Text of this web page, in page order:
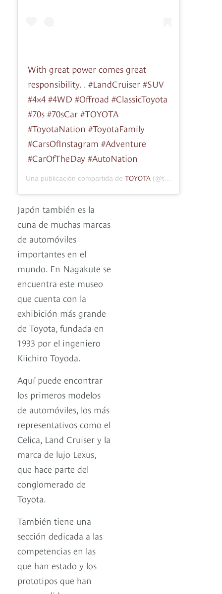
With great power comes great
responsibility. . #LandCruiser #SUV
#4×4 #4WD #Offroad #ClassicToyota
#70s #70sCar #TOYOTA
#ToyotaNation #ToyotaFamily
#CarsOfInstagram #Adventure
#CarOfTheDay #AutoNation
Una publicación compartida de TOYOTA (@toyota) el
Japón también es la
cuna de muchas marcas
de automóviles
importantes en el
mundo. En Nagakute se
encuentra este museo
que cuenta con la
exhibición más grande
de Toyota, fundada en
1933 por el ingeniero
Kiichiro Toyoda.
Aquí puede encontrar
los primeros modelos
de automóviles, los más
representativos como el
Celica, Land Cruiser y la
marca de lujo Lexus,
que hace parte del
conglomerado de
Toyota.
También tiene una
sección dedicada a las
competencias en las
que han estado y los
prototipos que han